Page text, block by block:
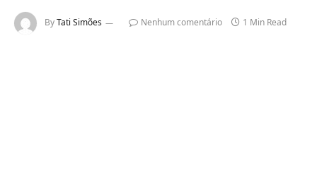
ByTati Simões Nenhum comentário 1 Min Read